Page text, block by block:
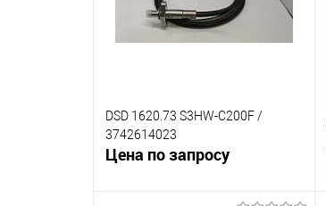
DSD 1620.73 S3HW-C200F /
3742614023
Цена по запросу